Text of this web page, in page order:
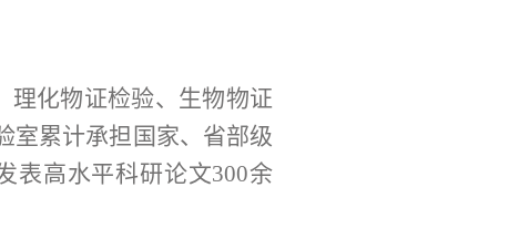
理化物证检验、生物物证
室累计承担国家、省部级
表高水平科研论文300余